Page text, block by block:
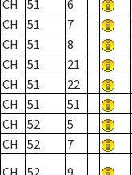
CH 51 6
CH
51 7
CH
51 8
CH
51 21
CH
51 22
CH
51 51
CH
52 5
CH
52 7